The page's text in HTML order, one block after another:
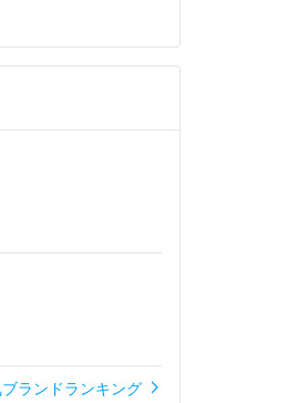
ランドランキング